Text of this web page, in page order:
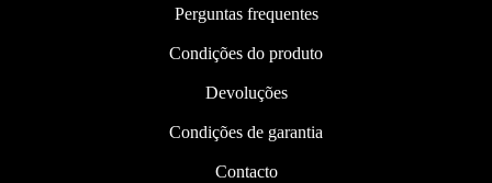
Perguntas frequentes
Condições do produto
Devoluções
Condições de garantia
Contacto